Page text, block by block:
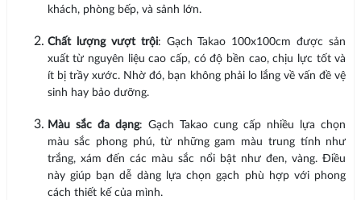
khách, phòng bếp, và sảnh lớn.
Chất lượng vượt trội: Gạch Takao 100x100cm được sản
xuất từ nguyên liệu cao cấp, có độ bền cao, chịu lực tốt và
ít bị trầy xước. Nhờ đó, bạn không phải lo lắng về vấn đề vệ
sinh hay bảo dưỡng.
Màu sắc đa dạng: Gạch Takao cung cấp nhiều lựa chọn
màu sắc phong phú, từ những gam màu trung tính như
trắng, xám đến các màu sắc nổi bật như đen, vàng. Điều
này giúp bạn dễ dàng lựa chọn gạch phù hợp với phong
cách thiết kế của mình.